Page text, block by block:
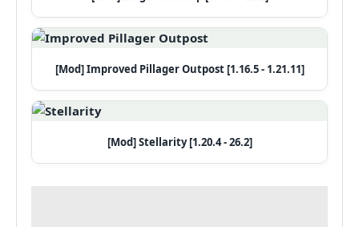
[Mod] Improved Pillager Outpost [1.16.5 - 1.21.11]
[Mod] Stellarity [1.20.4 - 26.2]